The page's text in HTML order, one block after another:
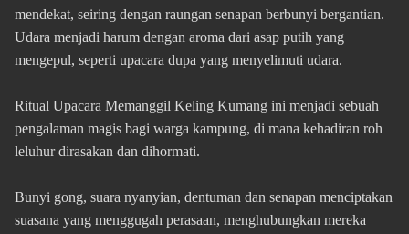
mendekat, seiring dengan raungan senapan berbunyi bergantian.
Udara menjadi harum dengan aroma dari asap putih yang
mengepul, seperti upacara dupa yang menyelimuti udara.
Ritual Upacara Memanggil Keling Kumang ini menjadi sebuah
pengalaman magis bagi warga kampung, di mana kehadiran roh
leluhur dirasakan dan dihormati.
Bunyi gong, suara nyanyian, dentuman dan senapan menciptakan
suasana yang menggugah perasaan, menghubungkan mereka